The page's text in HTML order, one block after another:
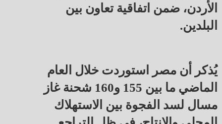
الأردن، ضمن اتفاقية تعاون بين
البلدين.
يُذكر أن مصر استوردت خلال العام
الماضي ما بين 155 و160 شحنة غاز
مسال لسد الفجوة بين الاستهلاك